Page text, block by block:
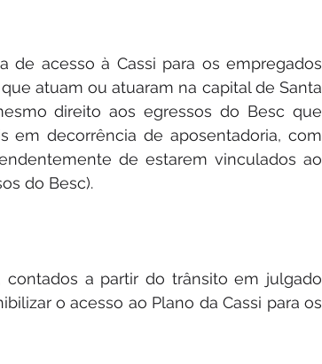
de acesso à Cassi para os empregados
atuam ou atuaram na capital de Santa
direito aos egressos do Besc que
em decorrência de aposentadoria, com
de estarem vinculados ao
do Besc).
a partir do trânsito em julgado
o acesso ao Plano da Cassi para os